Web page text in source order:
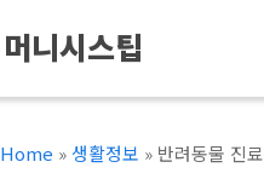
머니시스팁
Home »생활정보 » 반려동물 진